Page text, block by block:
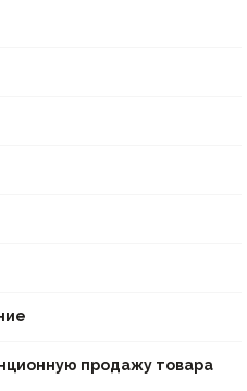
продажу товара